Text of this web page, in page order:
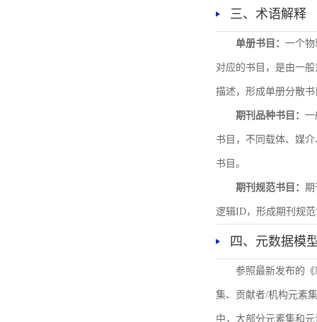
三、术语解释
单册书目： 一个
对应的书目，是由一
描述，形成单册分散
期刊品种书目： 一
书目，不同载体、媒
书目。
期刊规范书目： 期
逻辑ID，形成期刊规
四、元数据模
参照最新发布的
集、贡献者/机构元素
中，大部分元素集和